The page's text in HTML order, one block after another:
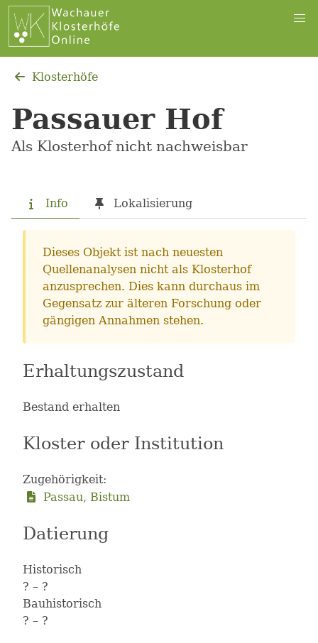
Klosterhöfe
Passauer Hof
Als Klosterhof nicht nachweisbar
Info Lokalisierung
Dieses Objekt ist nach neuesten
Quellenanalysen nicht als Klosterhof
anzusprechen. Dies kann durchaus im
Gegensatz zur älteren Forschung oder
gängigen Annahmen stehen.
Erhaltungszustand
Bestand erhalten
Kloster oder Institution
Zugehörigkeit:
Passau, Bistum
Datierung
Historisch
? – ?
Bauhistorisch
? – ?